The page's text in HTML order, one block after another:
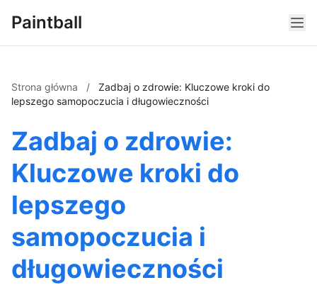
Paintball
Strona główna /
Zadbaj o zdrowie: Kluczowe kroki do
lepszego samopoczucia i długowieczności
Zadbaj o zdrowie:
Kluczowe kroki do
lepszego
samopoczucia i
długowieczności